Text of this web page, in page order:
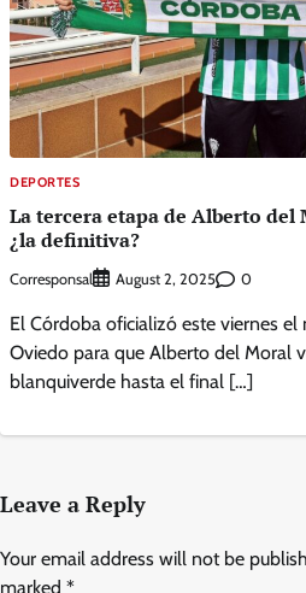
DEPORTES
La tercera etapa de Alberto
¿la definitiva?
Corresponsal August 2, 2025 0
El Córdoba oficializó este viernes
Oviedo para que Alberto del Moral
blanquiverde hasta el final […]
Leave a Reply
Your email address will not be
marked *